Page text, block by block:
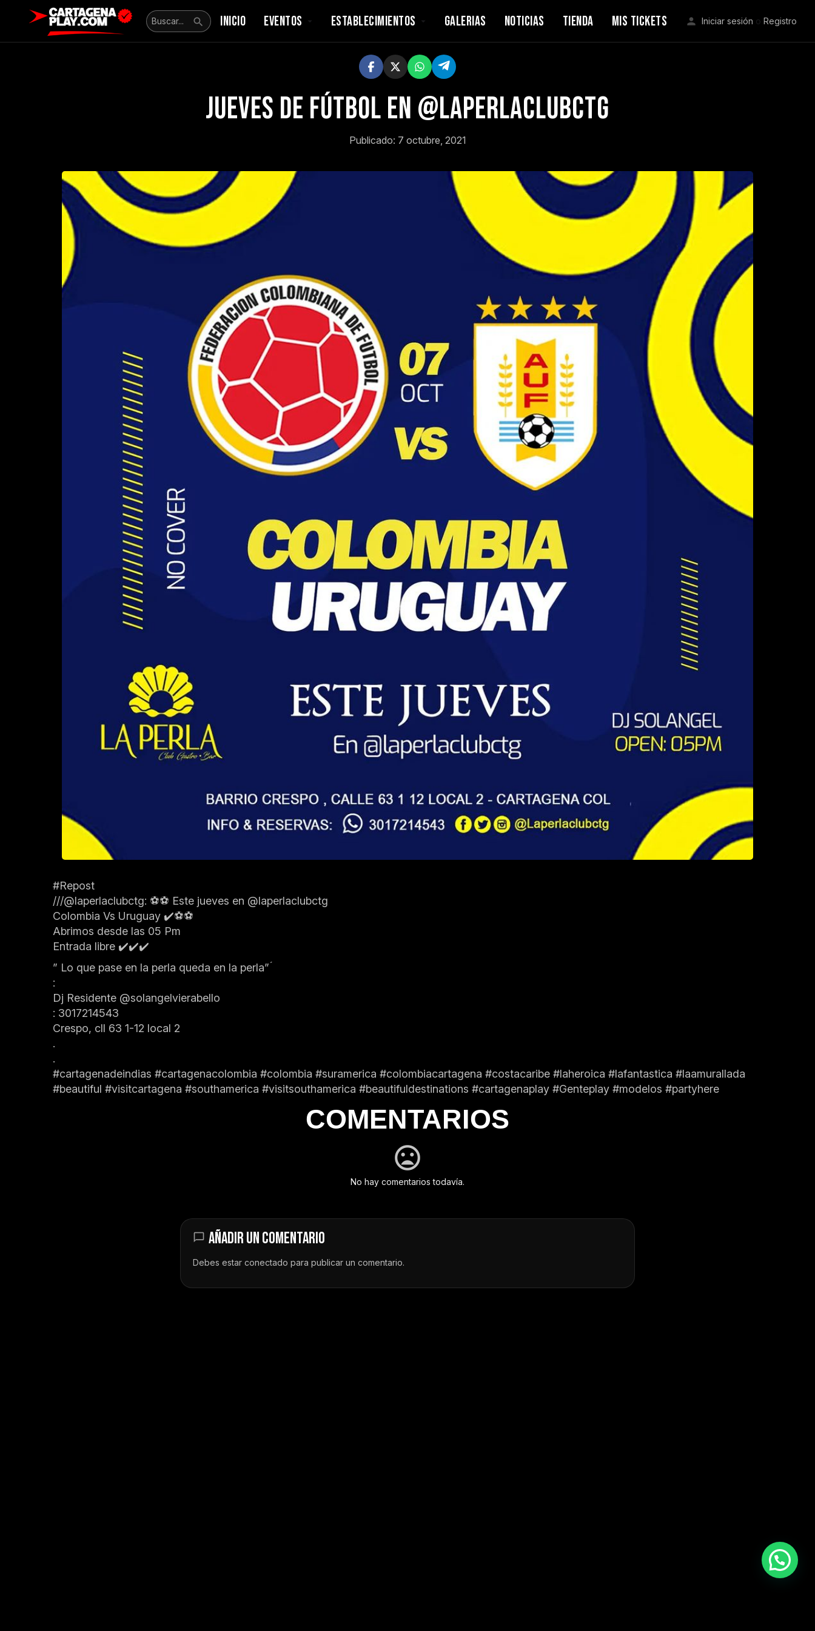
INICIO EVENTOS ESTABLECIMIENTOS GALERIAS NOTICIAS TIENDA MIS TICKETS Iniciar sesión o Registro
Jueves de fútbol en @laperlaclubctg
Publicado: 7 octubre, 2021
#Repost
///@laperlaclubctg: ⚽⚽ Este jueves en @laperlaclubctg
Colombia Vs Uruguay ✔️⚽⚽
Abrimos desde las 05 Pm
Entrada libre ✔️✔️✔️
” Lo que pase en la perla queda en la perla” ́
:
Dj Residente @solangelvierabello
: 3017214543
Crespo, cll 63 1-12 local 2
.
.
#cartagenadeindias #cartagenacolombia #colombia #suramerica #colombiacartagena #costacaribe #laheroica #lafantastica #laamurallada
#beautiful #visitcartagena #southamerica #visitsouthamerica #beautifuldestinations #cartagenaplay #Genteplay #modelos #partyhere
COMENTARIOS
No hay comentarios todavía.
AÑADIR UN COMENTARIO
Debes estar conectado para publicar un comentario.